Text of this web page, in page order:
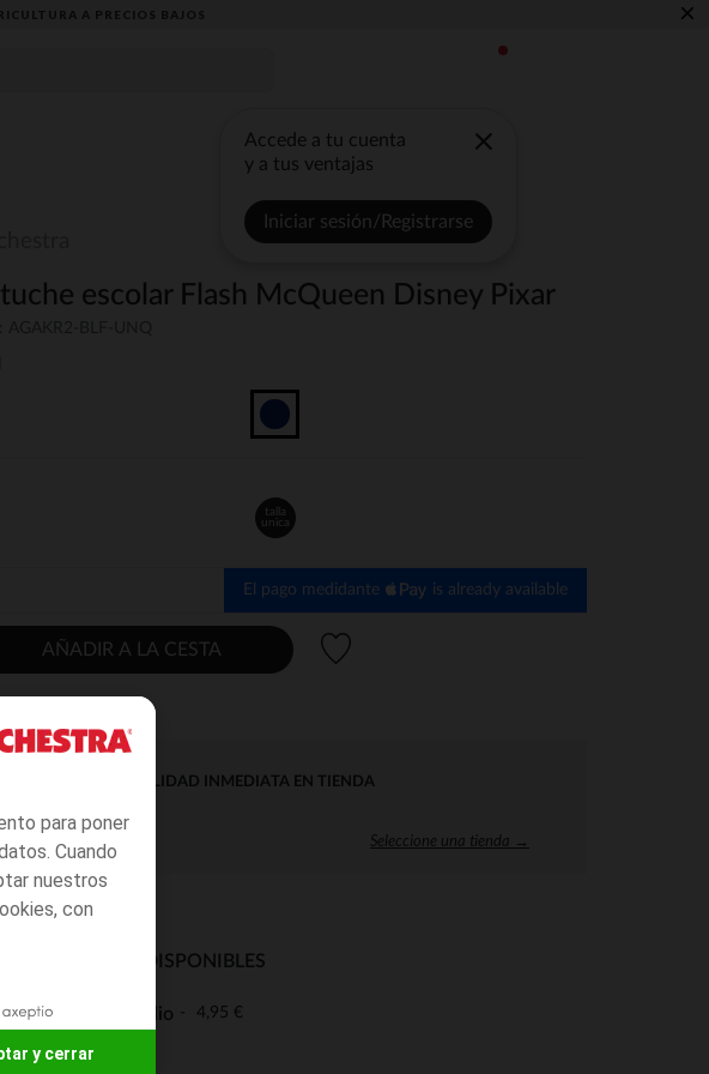
para poner
Cuando
nuestros
con
y cerrar
A PRECIOS BAJOS ×
Accede a tu cuenta
y a tus ventajas
Iniciar sesión/Registrarse
escolar Flash McQueen Disney Pixar
talla
unica
El pago medidante is already available
AÑADIR A LA CESTA
DISPONIBILIDAD INMEDIATA EN TIENDA
Seleccione una tienda →
DE ENVÍO DISPONIBLES
Entrega a domicilio 4,95 €